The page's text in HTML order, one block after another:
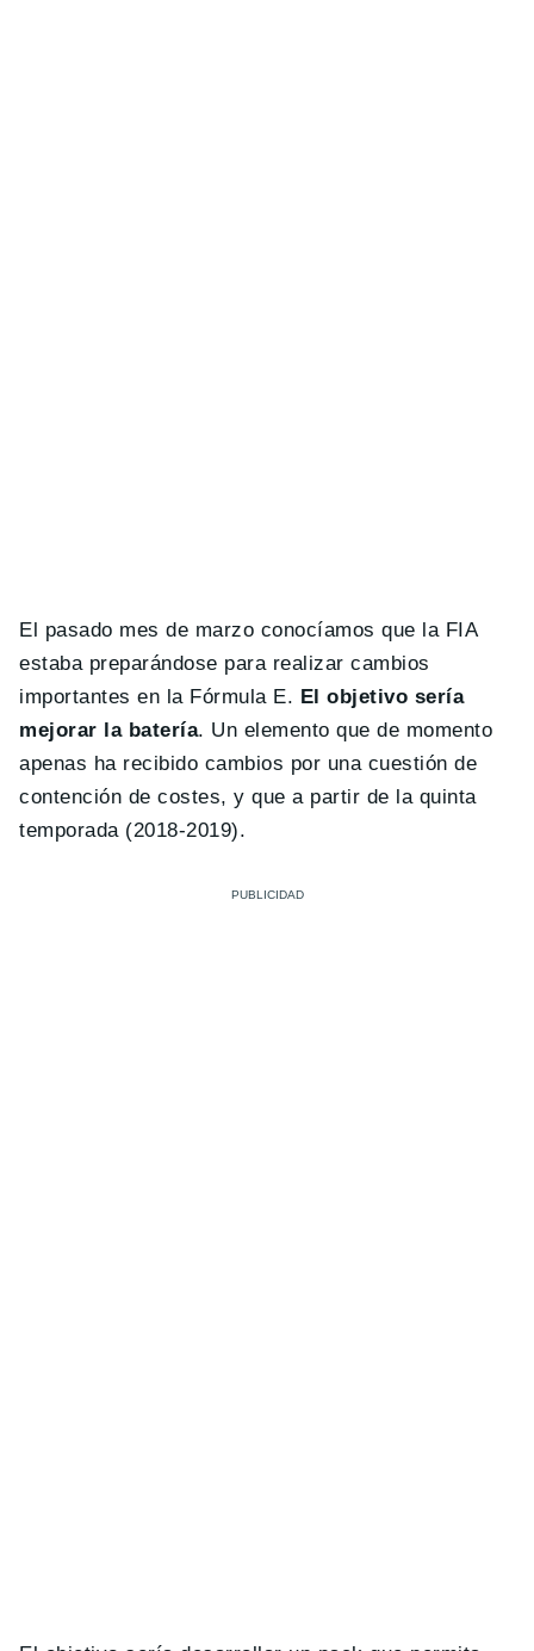
El pasado mes de marzo conocíamos que la FIA
estaba preparándose para realizar cambios
importantes en la Fórmula E. El objetivo sería
mejorar la batería. Un elemento que de momento
apenas ha recibido cambios por una cuestión de
contención de costes, y que a partir de la quinta
temporada (2018-2019).